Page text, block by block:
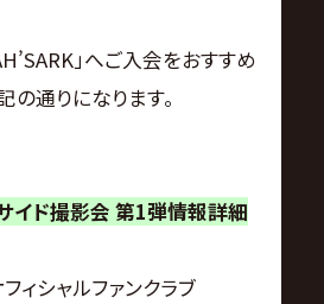
」へご入会をおすすめ
の通りになります。
イド撮影会 第1弾情報詳細
ィシャルファンクラブ